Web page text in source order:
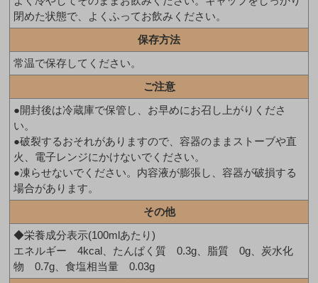
閉めた状態で、よくふってお飲みください。
保存方法
常温で保存してください。
ご注意
●開封後は冷蔵庫で保管し、お早めにお召し上がりくださ
い。
●破裂するおそれがありますので、容器のままストーブや直
火、電子レンジにかけないでください。
●凍らせないでください。内容液が膨張し、容器が破損する
場合があります。
その他
◆栄養成分表示(100mlあたり)
エネルギー 4kcal、たんぱく質 0.3g、脂質 0g、炭水化
物 0.7g、食塩相当量 0.03g